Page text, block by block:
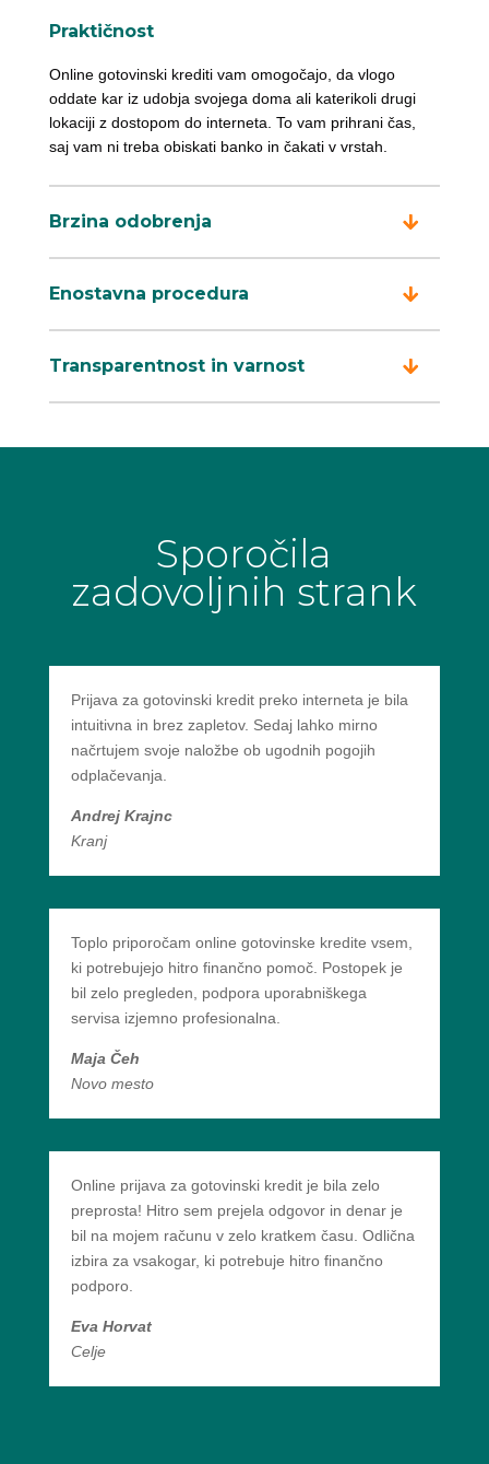
Praktičnost
Online gotovinski krediti vam omogočajo, da vlogo
oddate kar iz udobja svojega doma ali katerikoli drugi
lokaciji z dostopom do interneta. To vam prihrani čas,
saj vam ni treba obiskati banko in čakati v vrstah.
Brzina odobrenja
Enostavna procedura
Transparentnost in varnost
Sporočila
zadovoljnih strank
Prijava za gotovinski kredit preko interneta je bila
intuitivna in brez zapletov. Sedaj lahko mirno
načrtujem svoje naložbe ob ugodnih pogojih
odplačevanja.
Andrej Krajnc
Kranj
Toplo priporočam online gotovinske kredite vsem,
ki potrebujejo hitro finančno pomoč. Postopek je
bil zelo pregleden, podpora uporabniškega
servisa izjemno profesionalna.
Maja Čeh
Novo mesto
Online prijava za gotovinski kredit je bila zelo
preprosta! Hitro sem prejela odgovor in denar je
bil na mojem računu v zelo kratkem času. Odlična
izbira za vsakogar, ki potrebuje hitro finančno
podporo.
Eva Horvat
Celje